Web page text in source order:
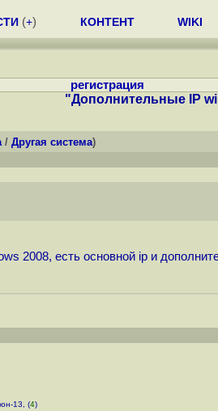
(+) КОНТЕНТ WIKI
регистрация
"Дополнительные IP
/ Другая система)
2008, есть основной ip и
13, (4)